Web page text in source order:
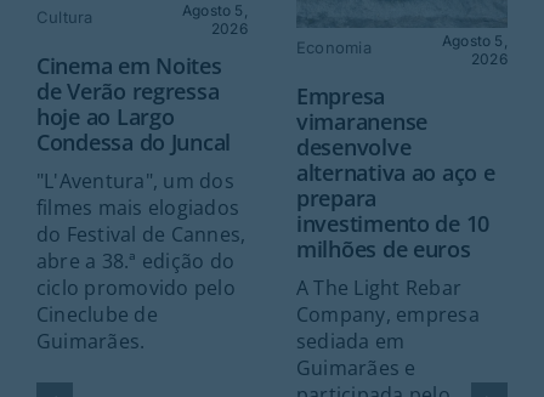
Cultura
Agosto 5,
2026
Cinema em Noites
de Verão regressa
hoje ao Largo
Condessa do Juncal
"L'Aventura", um dos
filmes mais elogiados
do Festival de Cannes,
abre a 38.ª edição do
ciclo promovido pelo
Cineclube de
Guimarães.
Economia
Agosto 5,
2026
Empresa
vimaranense
desenvolve
alternativa ao aço e
prepara
investimento de 10
milhões de euros
A The Light Rebar
Company, empresa
sediada em
Guimarães e